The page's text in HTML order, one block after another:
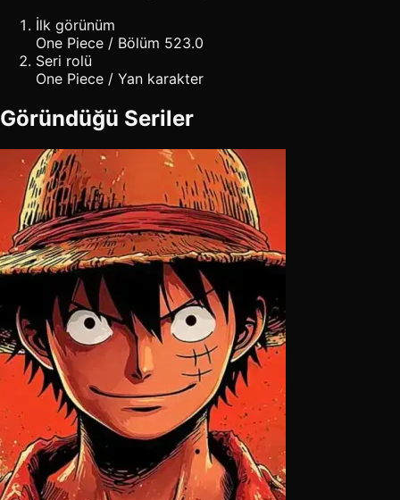
İlk görünüm
One Piece / Bölüm 523.0
Seri rolü
One Piece / Yan karakter
Göründüğü Seriler